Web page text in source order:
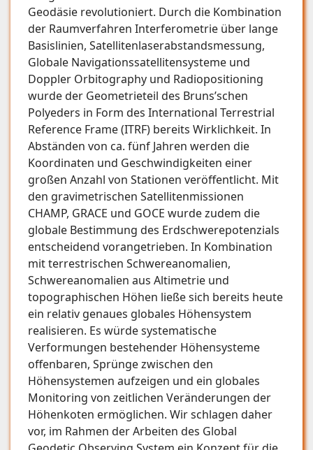
Geodäsie revolutioniert. Durch die Kombination
der Raumverfahren Interferometrie über lange
Basislinien, Satellitenlaserabstandsmessung,
Globale Navigationssatellitensysteme und
Doppler Orbitography und Radiopositioning
wurde der Geometrieteil des Bruns’schen
Polyeders in Form des International Terrestrial
Reference Frame (ITRF) bereits Wirklichkeit. In
Abständen von ca. fünf Jahren werden die
Koordinaten und Geschwindigkeiten einer
großen Anzahl von Stationen veröffentlicht. Mit
den gravimetrischen Satellitenmissionen
CHAMP, GRACE und GOCE wurde zudem die
globale Bestimmung des Erdschwerepotenzials
entscheidend vorangetrieben. In Kombination
mit terrestrischen Schwereanomalien,
Schwereanomalien aus Altimetrie und
topographischen Höhen ließe sich bereits heute
ein relativ genaues globales Höhensystem
realisieren. Es würde systematische
Verformungen bestehender Höhensysteme
offenbaren, Sprünge zwischen den
Höhensystemen aufzeigen und ein globales
Monitoring von zeitlichen Veränderungen der
Höhenkoten ermöglichen. Wir schlagen daher
vor, im Rahmen der Arbeiten des Global